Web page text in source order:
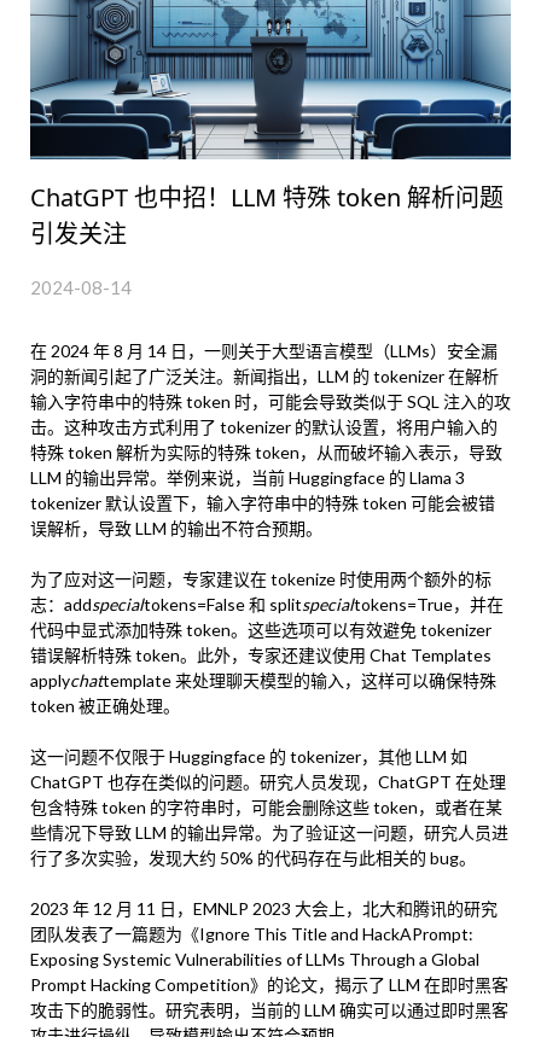
ChatGPT 也中招！LLM 特殊 token 解析问题
引发关注
2024-08-14
在 2024 年 8 月 14 日，一则关于大型语言模型（LLMs）安全漏
洞的新闻引起了广泛关注。新闻指出，LLM 的 tokenizer 在解析
输入字符串中的特殊 token 时，可能会导致类似于 SQL 注入的攻
击。这种攻击方式利用了 tokenizer 的默认设置，将用户输入的
特殊 token 解析为实际的特殊 token，从而破坏输入表示，导致
LLM 的输出异常。举例来说，当前 Huggingface 的 Llama 3
tokenizer 默认设置下，输入字符串中的特殊 token 可能会被错
误解析，导致 LLM 的输出不符合预期。
为了应对这一问题，专家建议在 tokenize 时使用两个额外的标
志：addspecialtokens=False 和 splitspecialtokens=True，并在
代码中显式添加特殊 token。这些选项可以有效避免 tokenizer
错误解析特殊 token。此外，专家还建议使用 Chat Templates
applychattemplate 来处理聊天模型的输入，这样可以确保特殊
token 被正确处理。
这一问题不仅限于 Huggingface 的 tokenizer，其他 LLM 如
ChatGPT 也存在类似的问题。研究人员发现，ChatGPT 在处理
包含特殊 token 的字符串时，可能会删除这些 token，或者在某
些情况下导致 LLM 的输出异常。为了验证这一问题，研究人员进
行了多次实验，发现大约 50% 的代码存在与此相关的 bug。
2023 年 12 月 11 日，EMNLP 2023 大会上，北大和腾讯的研究
团队发表了一篇题为《Ignore This Title and HackAPrompt:
Exposing Systemic Vulnerabilities of LLMs Through a Global
Prompt Hacking Competition》的论文，揭示了 LLM 在即时黑客
攻击下的脆弱性。研究表明，当前的 LLM 确实可以通过即时黑客